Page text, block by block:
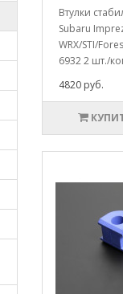
Втулки
Subaru
WRX/STI/
6932 2 шт./
4820 руб.